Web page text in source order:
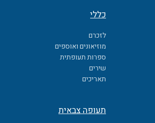
e
b
o
o
k
כללי
לזכרם
מוזיאונים ואוספים
ספרות תעופתית
שירים
תאריכים
תעופה צבאית